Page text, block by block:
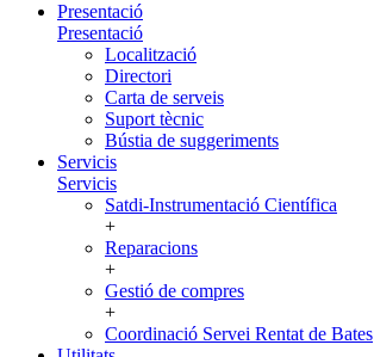
Presentació
Presentació
Localització
Directori
Carta de serveis
Suport tècnic
Bústia de suggeriments
Servicis
Servicis
Satdi-Instrumentació Científica
+
Reparacions
+
Gestió de compres
+
Coordinació Servei Rentat de Bates